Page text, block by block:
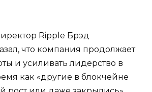
Ripple Брэд
что компания продолжает
и усиливать лидерство в
как «другие в блокчейне